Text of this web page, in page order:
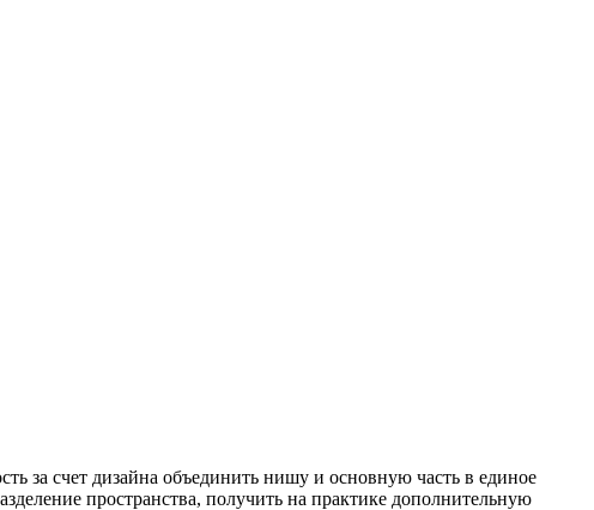
за счет дизайна объединить нишу и основную часть в единое
пространства, получить на практике дополнительную